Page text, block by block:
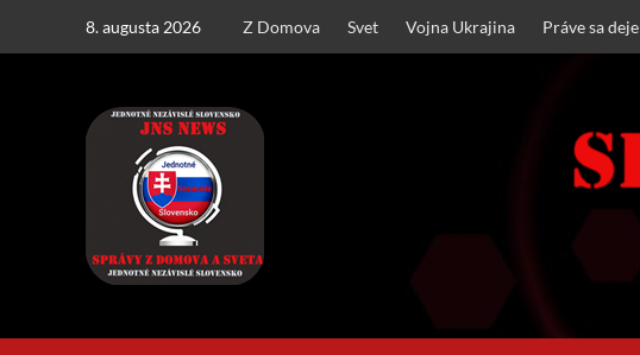
8. augusta 2026 Z Domova Svet Vojna Ukrajina Práve sa deje